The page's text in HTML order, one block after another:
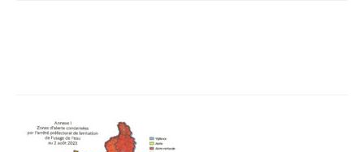
Contact et horaires